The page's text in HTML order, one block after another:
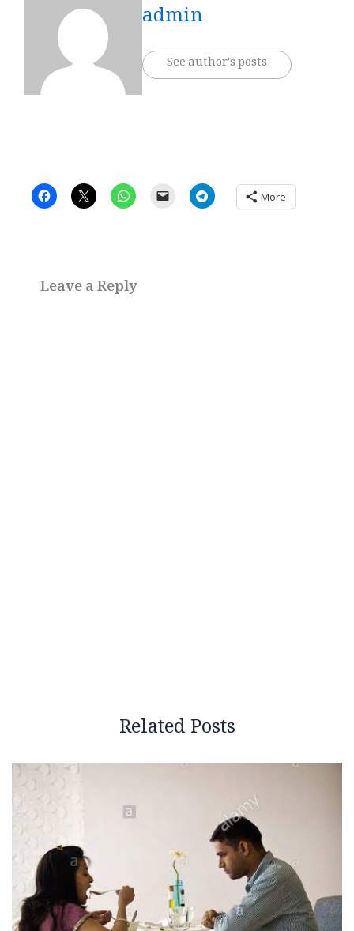
admin
See author's posts
More
Leave a Reply
Related Posts